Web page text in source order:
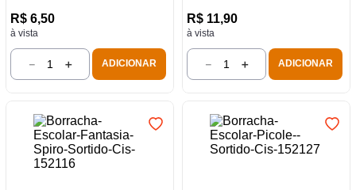
R$ 6,50
à vista
＋
－ ADICIONAR
R$ 11,90
à vista
＋
－ ADICIONAR